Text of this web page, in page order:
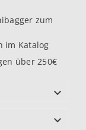
zum
im Katalog
über 250€

